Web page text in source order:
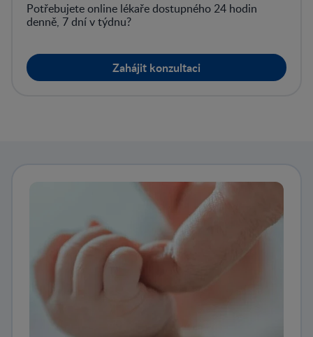
Potřebujete online lékaře dostupného 24 hodin
denně, 7 dní v týdnu?
Zahájit konzultaci